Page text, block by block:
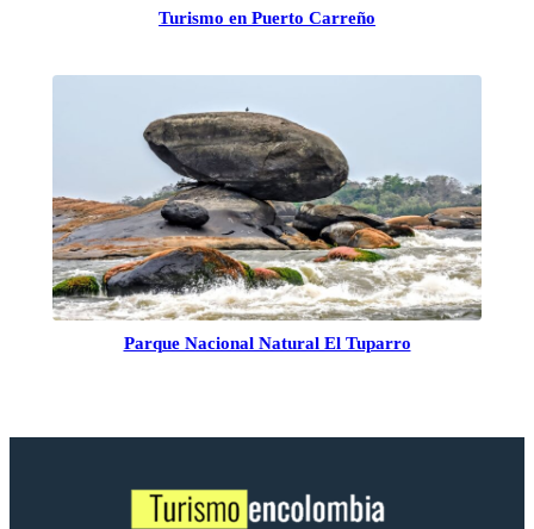
Turismo en Puerto Carreño
Parque Nacional Natural El Tuparro